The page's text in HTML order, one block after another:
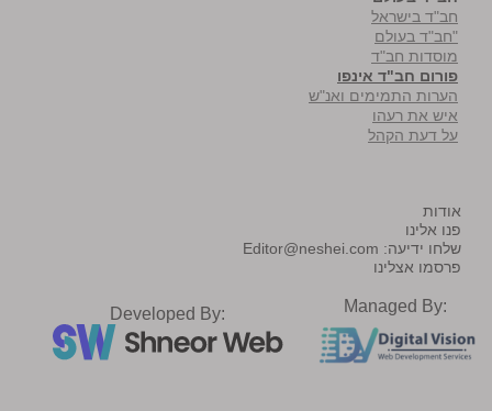
חב"ד בישראל
"חב"ד בעולם
מוסדות חב"ד
פורום חב"ד אינפו
הערות התמימים ואנ"ש
איש את רעהו
על דעת הקהל
אודות
פנו אלינו
שלחו ידיעה: Editor@neshei.com
פרסמו אצלינו
Developed By: Managed By: